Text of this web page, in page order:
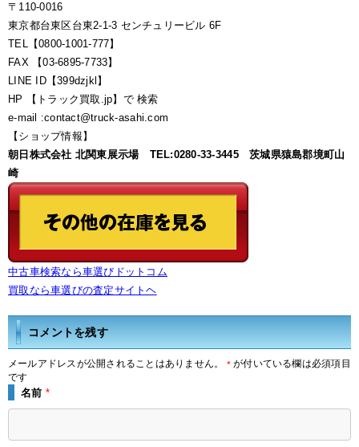
〒110-0016
東京都台東区台東2-1-3 センチュリービル 6F
TEL【0800-1001-777】
FAX 【03-6895-7733】
LINE ID【399dzjkl】
HP 【トラック買取.jp】で 検索
e-mail :contact@truck-asahi.com
【ショップ情報】
朝日株式会社 北関東展示場 TEL:0280-33-3445 茨城県猿島郡境町山
崎
中古車検索なら車選びドットコム
買取なら車選びの査定サイトヘ
コメントを残す
メールアドレスが公開されることはありません。 *が付いている欄は必須項目
です
名前 *